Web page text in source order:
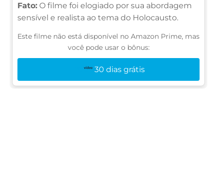
Fato: O filme foi elogiado por sua abordagem
sensível e realista ao tema do Holocausto.
Este filme não está disponível no Amazon Prime, mas
você pode usar o bônus:
30 dias grátis